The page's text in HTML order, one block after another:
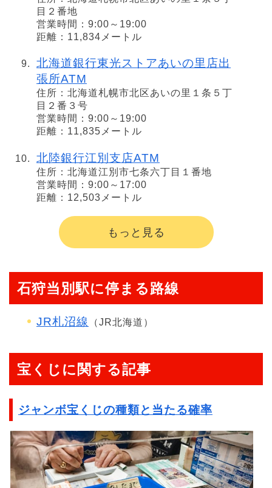
目２番地
営業時間：9:00～19:00
距離：11,834メートル
北海道銀行東光ストアあいの里店出
張所ATM
住所：北海道札幌市北区あいの里１条５丁
目２番３号
営業時間：9:00～19:00
距離：11,835メートル
北陸銀行江別支店ATM
住所：北海道江別市七条六丁目１番地
営業時間：9:00～17:00
距離：12,503メートル
もっと見る
石狩当別駅に停まる路線
JR札沼線 （JR北海道）
宝くじに関する記事
ジャンボ宝くじの種類と当たる確率